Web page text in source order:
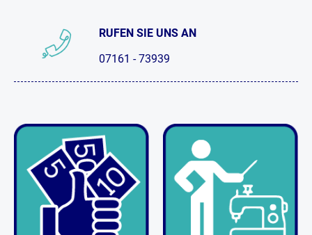
RUFEN SIE UNS AN
07161 - 73939